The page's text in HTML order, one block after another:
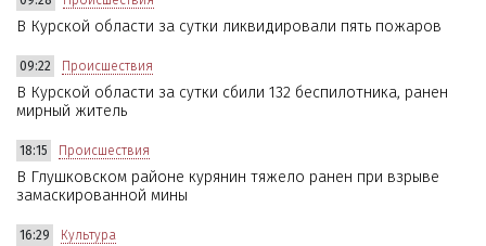
В Курской области за сутки ликвидировали пять пожаров
09:22 Происшествия
В Курской области за сутки сбили 132 беспилотника, ранен
мирный житель
18:15 Происшествия
В Глушковском районе курянин тяжело ранен при взрыве
замаскированной мины
16:29 Культура